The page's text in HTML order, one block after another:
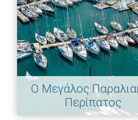
Ο Μεγάλος
Περίπατος